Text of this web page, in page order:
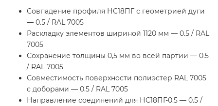
Совпадение профиля НС18ПГ с геометрией дуги
— 0.5 / RAL 7005
Раскладку элементов шириной 1120 мм — 0.5 / RAL
7005
Сохранение толщины 0,5 мм во всей партии — 0.5
/ RAL 7005
Совместимость поверхности полиэстер RAL 7005
с доборами — 0.5 / RAL 7005
Направление соединений для НС18ПГ-0.5 — 0.5 /